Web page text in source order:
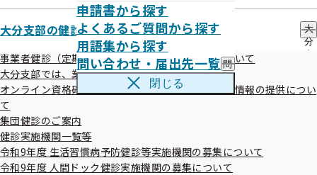
申請書から探す
よくあるご質問から探す
用語集から探す
問い合わせ・届出先一覧 問
い
出
先
閉じる
大分支部の健診・保健指導のご案内
大
分
健
事業者健診（定期健康診断）データの提供方法について
大分支部では、業務の一部を外部委託しています
オンライン資格確認等システムによる特定健康診査情報の提供につい
て
集団健診のご案内
健診実施機関一覧等
令和9年度 生活習慣病予防健診等実施機関の募集について
令和9年度 人間ドック健診実施機関の募集について
令和05年度
令和5年度第4回大分支部評議会
令和06年01月17日開催
開催案内
議事録